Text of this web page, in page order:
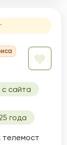
сайта
года
телемост